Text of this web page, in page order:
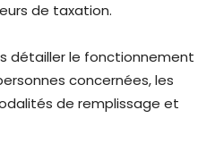
de taxation.
détailler le fonctionnement
concernées, les
de remplissage et